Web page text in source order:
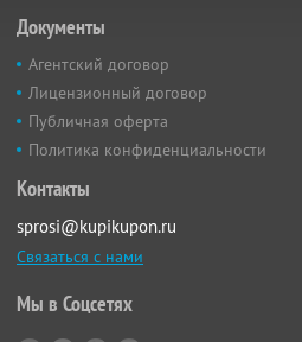
Документы
Агентский договор
Лицензионный договор
Публичная оферта
Политика конфиденциальности
Контакты
sprosi@kupikupon.ru
Связаться с нами
Мы в Соцсетях